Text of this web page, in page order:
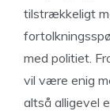
tilstrækkeligt
med politiet.
vil være enig
altså alligevel